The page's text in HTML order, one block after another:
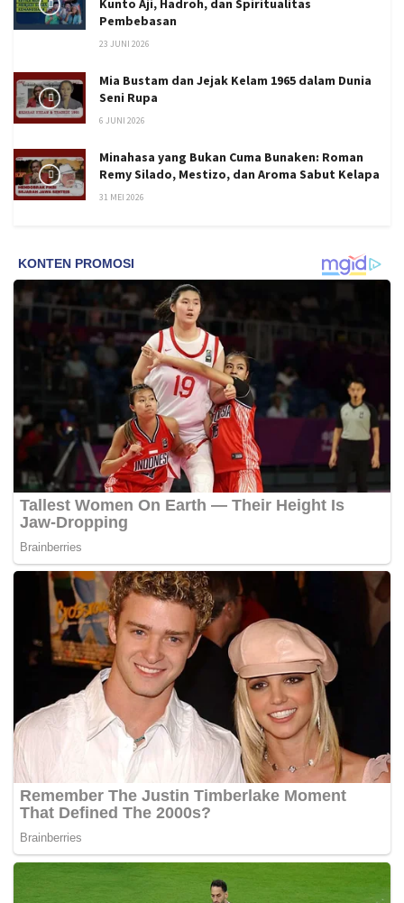
Kunto Aji, Hadroh, dan Spiritualitas
Pembebasan
23 JUNI 2026
Mia Bustam dan Jejak Kelam 1965 dalam Dunia
Seni Rupa
6 JUNI 2026
Minahasa yang Bukan Cuma Bunaken: Roman
Remy Silado, Mestizo, dan Aroma Sabut Kelapa
31 MEI 2026